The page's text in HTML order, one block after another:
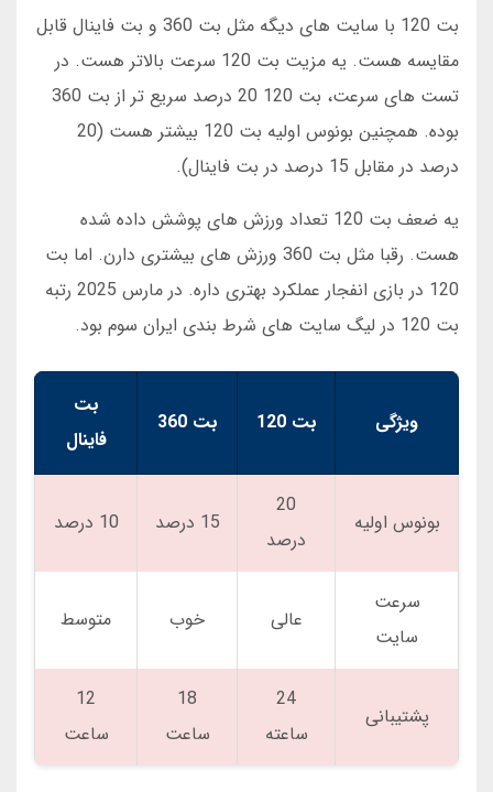
بت 120 با سایت های دیگه مثل بت 360 و بت فاینال قابل
مقایسه هست. یه مزیت بت 120 سرعت بالاتر هست. در
تست های سرعت، بت 120 20 درصد سریع تر از بت 360
بوده. همچنین بونوس اولیه بت 120 بیشتر هست (20
درصد در مقابل 15 درصد در بت فاینال).
یه ضعف بت 120 تعداد ورزش های پوشش داده شده
هست. رقبا مثل بت 360 ورزش های بیشتری دارن. اما بت
120 در بازی انفجار عملکرد بهتری داره. در مارس 2025 رتبه
بت 120 در لیگ سایت های شرط بندی ایران سوم بود.
ویژگی بت 120 بت 360
بت
فاینال
بونوس اولیه
20
درصد
15 درصد 10 درصد
سرعت
سایت
عالی خوب متوسط
پشتیبانی
24
ساعته
18
ساعت
12
ساعت